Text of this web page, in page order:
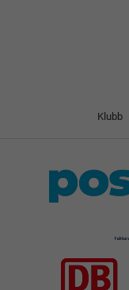
Klubb